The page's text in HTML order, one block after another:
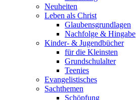
Neuheiten
Leben als Christ
Glaubensgrundlagen
Nachfolge & Hingabe
Kinder- & Jugendbücher
für die Kleinsten
Grundschulalter
Teenies
Evangelistisches
Sachthemen
Schöpfung